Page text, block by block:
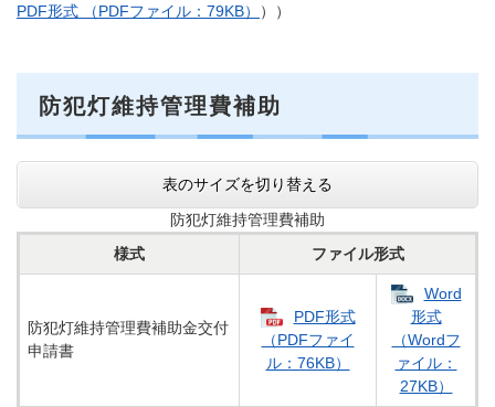
PDF形式 （PDFファイル：79KB） ））
防犯灯維持管理費補助
表のサイズを切り替える
防犯灯維持管理費補助
様式
ファイル形式
防犯灯維持管理費補助金交付
申請書
PDF形式
（PDFファイ
ル：76KB）
Word
形式
（Wordフ
ァイル：
27KB）